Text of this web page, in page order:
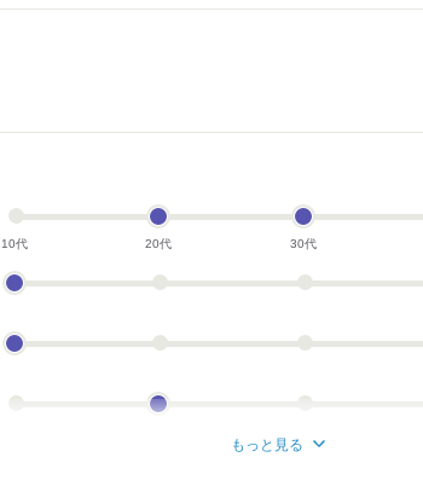
手当＋残業代100％支給＋賞与
考慮
の昇給を実現！
ではありません。
給与も随時アップ！！
10代 20代 30代
もっと見る